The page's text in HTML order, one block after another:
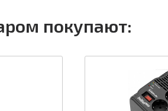
покупают: